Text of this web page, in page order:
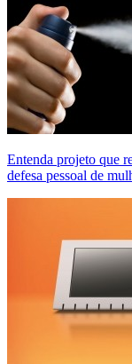
Entenda projeto que
defesa pessoal de